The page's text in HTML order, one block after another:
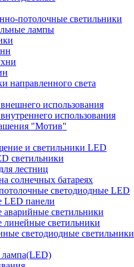
потолочные светильники
лампы
направленного света
использования
использования
"Мотив"
и светильники LED
светильники
лестниц
солнечных батареях
светодиодные LED
LED панели
светильники
линейные светильники
светодиодные светильники
лампа(LED)